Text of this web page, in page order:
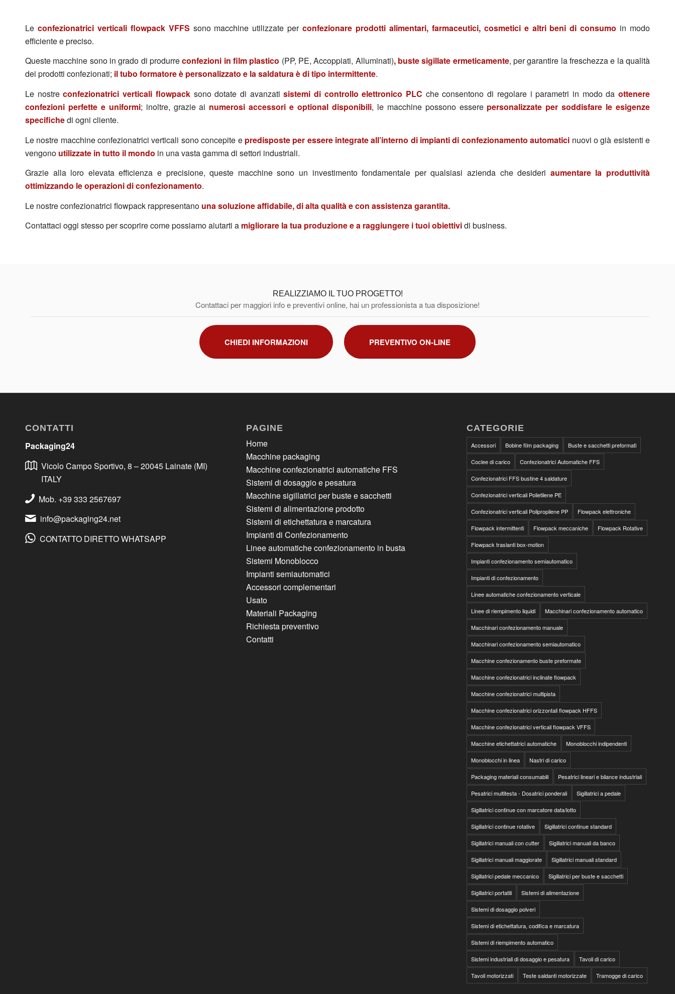
Le confezionatrici verticali flowpack VFFS sono macchine utilizzate perconfezionare prodotti alimentari, farmaceutici, cosmetici e altri beni di consumo in modo
efficiente e preciso.
Queste macchine sono in grado di produrreconfezioni in film plastico (PP, PE, Accoppiati, Alluminati), buste sigillate ermeticamente, per garantire la freschezza e la qualità
dei prodotti confezionati; il tubo formatore è personalizzato e la saldatura è di tipo intermittente.
Le nostreconfezionatrici verticali flowpacksono dotate di avanzatisistemi di controllo elettronico PLC che consentono di regolare i parametri in modo daottenere
confezioni perfette e uniformi; inoltre, grazie ai numerosi accessori e optional disponibili, le macchine possono essere personalizzate per soddisfare le esigenze
specifichedi ogni cliente.
Le nostre macchine confezionatrici verticali sono concepite e predisposte per essere integrate all’interno di impianti di confezionamento automatici nuovi o già esistenti e
vengono utilizzate in tutto il mondo in una vasta gamma di settori industriali.
Grazie alla loro elevata efficienza e precisione, queste macchine sono un investimento fondamentale per qualsiasi azienda che desideri aumentare la produttività
ottimizzando le operazioni di confezionamento.
Le nostre confezionatrici flowpack rappresentano una soluzione affidabile, di alta qualità e con assistenza garantita.
Contattaci oggi stesso per scoprire come possiamo aiutarti a migliorare la tua produzione e a raggiungere i tuoi obiettividi business.
REALIZZIAMO IL TUO PROGETTO!
Contattaci per maggiori info e preventivi online, hai un professionista a tua disposizione!
CHIEDI INFORMAZIONI PREVENTIVO ON-LINE
CONTATTI
Packaging24
Vicolo Campo Sportivo, 8 – 20045 Lainate (MI)
ITALY
Mob. +39 333 2567697
info@packaging24.net
CONTATTO DIRETTO WHATSAPP
PAGINE
Home
Macchine packaging
Macchine confezionatrici automatiche FFS
Sistemi di dosaggio e pesatura
Macchine sigillatrici per buste e sacchetti
Sistemi di alimentazione prodotto
Sistemi di etichettatura e marcatura
Impianti di Confezionamento
Linee automatiche confezionamento in busta
Sistemi Monoblocco
Impianti semiautomatici
Accessori complementari
Usato
Materiali Packaging
Richiesta preventivo
Contatti
CATEGORIE
Accessori Bobine film packaging Buste e sacchetti preformati
Coclee di carico Confezionatrici Automatiche FFS
Confezionatrici FFS bustine 4 saldature
Confezionatrici verticali Polietilene PE
Confezionatrici verticali Polipropilene PP Flowpack elettroniche
Flowpack intermittenti Flowpack meccaniche Flowpack Rotative
Flowpack traslanti box-motion
Impianti confezionamento semiautomatico
Impianti di confezionamento
Linee automatiche confezionamento verticale
Linee di riempimento liquidi Macchinari confezionamento automatico
Macchinari confezionamento manuale
Macchinari confezionamento semiautomatico
Macchine confezionamento buste preformate
Macchine confezionatrici inclinate flowpack
Macchine confezionatrici multipista
Macchine confezionatrici orizzontali flowpack HFFS
Macchine confezionatrici verticali flowpack VFFS
Macchine etichettatrici automatiche Monoblocchi indipendenti
Monoblocchi in linea Nastri di carico
Packaging materiali consumabili Pesatrici lineari e bilance industriali
Pesatrici multitesta - Dosatrici ponderali Sigillatrici a pedale
Sigillatrici continue con marcatore data/lotto
Sigillatrici continue rotative Sigillatrici continue standard
Sigillatrici manuali con cutter Sigillatrici manuali da banco
Sigillatrici manuali maggiorate Sigillatrici manuali standard
Sigillatrici pedale meccanico Sigillatrici per buste e sacchetti
Sigillatrici portatili Sistemi di alimentazione
Sistemi di dosaggio polveri
Sistemi di etichettatura, codifica e marcatura
Sistemi di riempimento automatico
Sistemi industriali di dosaggio e pesatura Tavoli di carico
Tavoli motorizzati Teste saldanti motorizzate Tramogge di carico